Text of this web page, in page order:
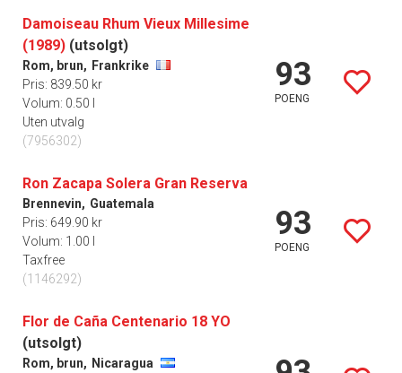
Damoiseau Rhum Vieux Millesime
(1989) (utsolgt)
Rom, brun, Frankrike
Pris: 839.50 kr
Volum: 0.50 l
Uten utvalg
(7956302)
93
POENG
Ron Zacapa Solera Gran Reserva
Brennevin, Guatemala
Pris: 649.90 kr
Volum: 1.00 l
Taxfree
(1146292)
93
POENG
Flor de Caña Centenario 18 YO
(utsolgt)
Rom, brun, Nicaragua